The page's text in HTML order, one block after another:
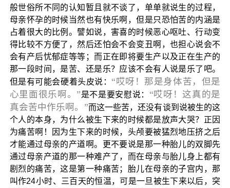
般世俗所不同的认知暂且就不谈了，单单就说生的过程，
母亲怀孕的时候当然也有快乐啊，但是只恐怕苦的内涵是
占着很大的比例。譬如说，害喜的时候恶心呕吐、行动变
得比较不方便了，然后还怕会不会变丑啊，也担心说会不
会有产后忧郁症等等；而正在即将要生产以及正在生产的
那一段时间，是苦、还是乐？应该不会有人说是乐了吧。
但是有可能会硬着头皮说： “哎呀！那是身体苦，但是
心里面很乐啊。”是不是要安慰说： “哎呀！这真的是
真会苦中作乐啊。”而这一些苦，还没有谈到说被生的这
个人的本身，为什么被生下来的时候都是放声大哭？正因
为痛苦啊！因为生下来的时候，头颅要被猛烈地压挤之后
才能通过母亲的产道啊。更不要说是那一种胎儿的双脚先
通过母亲产道的那一种难产了，而在母亲与胎儿身上都有
剧烈的痛苦，这是第一种痛苦；胎儿在母亲的子宫内，那
叫作24小时、三百天的恒温，可是一旦被生下来以后，突